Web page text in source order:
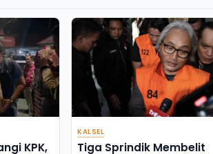
KPK,
KALSEL
Tiga Sprindik Membelit